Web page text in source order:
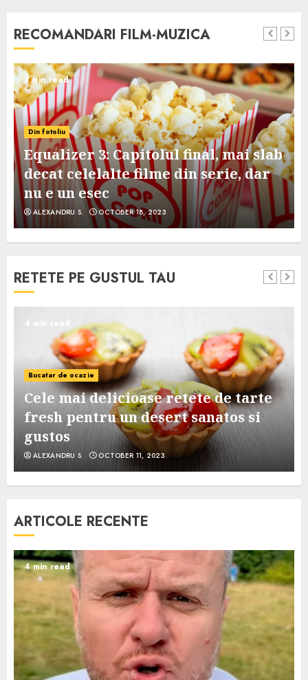
RECOMANDARI FILM-MUZICA
3 min read
Din fotoliu
Equalizer 3: Capitolul final, mai slab
decat celelalte filme din serie, dar
nu e un esec
ALEXANDRU S. OCTOBER 18, 2023
RETETE PE GUSTUL TAU
4 min read
Bucatar de ocazie
Cele mai delicioase retete de tarte
fresh pentru un desert sanatos si
gustos
ALEXANDRU S. OCTOBER 11, 2023
ARTICOLE RECENTE
4 min read